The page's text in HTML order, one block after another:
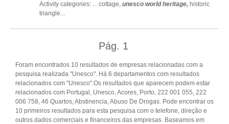
Activity categories: ... cottage, unesco world heritage, historic
triangle...
Pág. 1
Foram encontrados 10 resultados de empresas relacionadas com a
pesquisa realizada "Unesco". Há 6 departamentos com resultados
relacionados com "Unesco".Os resultados que aparecem podem estar
relacionados com Portugal, Unesco, Acores, Porto, 222 001 055, 222
006 758, 46 Quartos, Abstinencia, Abuso De Drogas. Pode encontrar os
10 primeiros resultados para esta pesquisa com o telefone, direção e
outros dados comerciais e financeiros das empresas. Baseamos em